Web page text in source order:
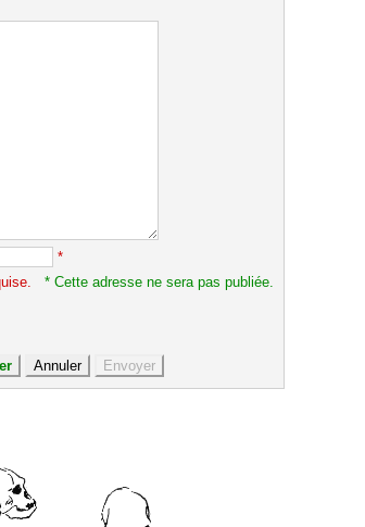
*
* Cette adresse ne sera pas publiée.